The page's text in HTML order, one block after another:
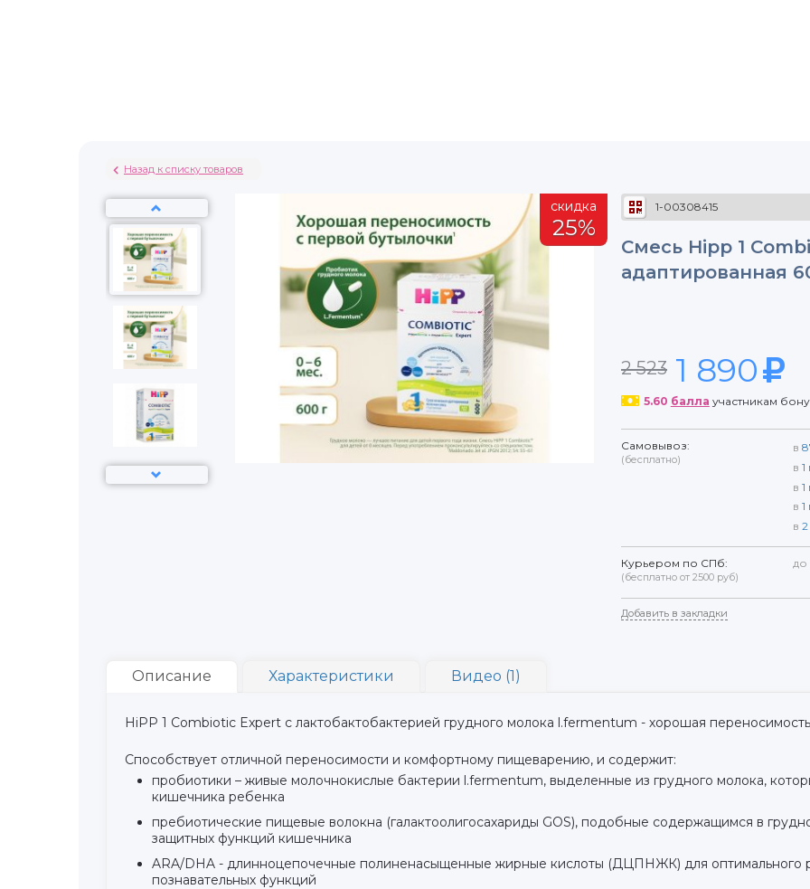
Назад к списку товаров
скидка
25%
1-00308415
Смесь Hipp 1
адаптированная
2 523 1 890
5.60 балла участникам
Самовывоз:
(бесплатно)
в
в 1
в 1
в 1
в 2
Курьером по СПб:
(бесплатно от 2500 руб)
до
Добавить в закладки
Описание Характеристики Видео (1)
HiPP 1 Combiotic Expert с лактобактобактерией грудного молока l.fermentum - хорошая
Способствует отличной переносимости и комфортному пищеварению, и содержит:
пробиотики – живые молочнокислые бактерии l.fermentum, выделенные из грудного молока,
кишечника ребенка
пребиотические пищевые волокна (галактоолигосахариды GOS), подобные содержащимся в
защитных функций кишечника
ARA/DHA - длинноцепочечные полиненасыщенные жирные кислоты (ДЦПНЖК) для оптимального
познавательных функций